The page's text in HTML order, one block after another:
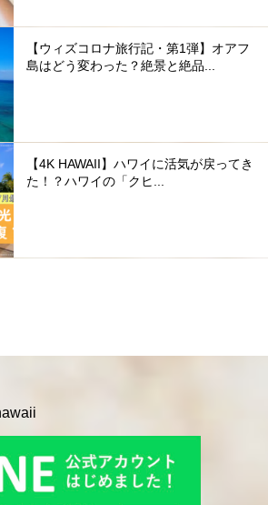
【ウィズコロナ旅行記・第1弾】オアフ
島はどう変わった？絶景と絶品...
【4K HAWAII】ハワイに活気が戻ってき
た！？ハワイの「クヒ...